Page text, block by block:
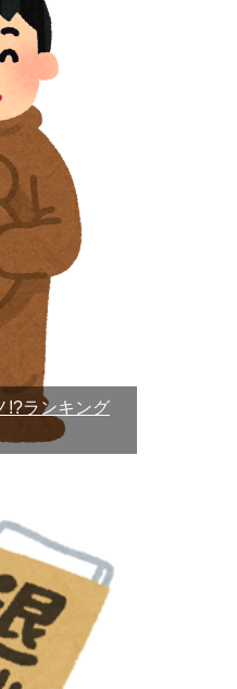
!?ランキング